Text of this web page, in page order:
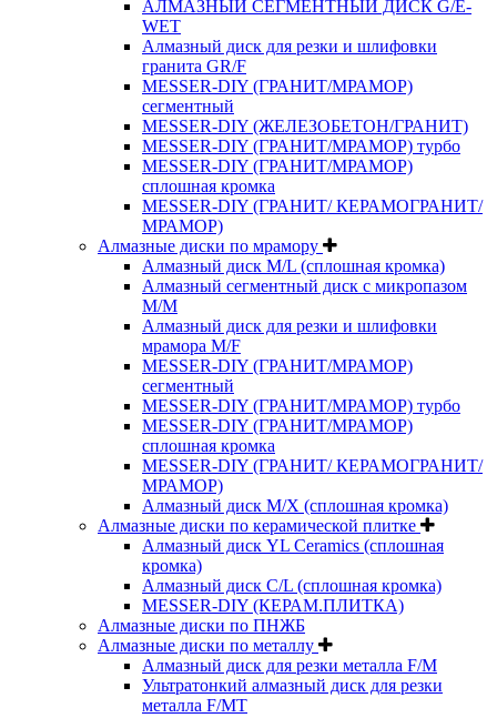
АЛМАЗНЫЙ СЕГМЕНТНЫЙ ДИСК G/E-
WET
Алмазный диск для резки и шлифовки
гранита GR/F
MESSER-DIY (ГРАНИТ/МРАМОР)
сегментный
MESSER-DIY (ЖЕЛЕЗОБЕТОН/ГРАНИТ)
MESSER-DIY (ГРАНИТ/МРАМОР) турбо
MESSER-DIY (ГРАНИТ/МРАМОР)
сплошная кромка
MESSER-DIY (ГРАНИТ/ КЕРАМОГРАНИТ/
МРАМОР)
Алмазные диски по мрамору
Алмазный диск M/L (сплошная кромка)
Алмазный сегментный диск с микропазом
M/M
Алмазный диск для резки и шлифовки
мрамора M/F
MESSER-DIY (ГРАНИТ/МРАМОР)
сегментный
MESSER-DIY (ГРАНИТ/МРАМОР) турбо
MESSER-DIY (ГРАНИТ/МРАМОР)
сплошная кромка
MESSER-DIY (ГРАНИТ/ КЕРАМОГРАНИТ/
МРАМОР)
Алмазный диск M/X (сплошная кромка)
Алмазные диски по керамической плитке
Алмазный диск YL Ceramics (сплошная
кромка)
Алмазный диск C/L (сплошная кромка)
MESSER-DIY (КЕРАМ.ПЛИТКА)
Алмазные диски по ПНЖБ
Алмазные диски по металлу
Алмазный диск для резки металла F/M
Ультратонкий алмазный диск для резки
металла F/MT